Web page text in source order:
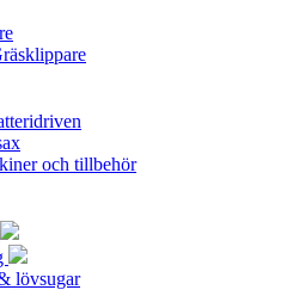
och tillbehör
lövsugar